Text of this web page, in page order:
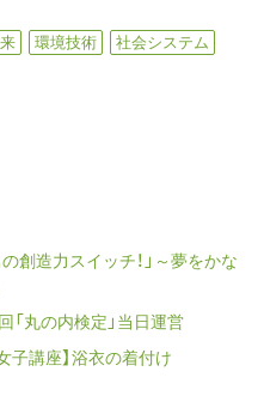
環境技術
社会システム
創造力スイッチ！」～夢をかな
「丸の内検定」当日運営
子講座】浴衣の着付け